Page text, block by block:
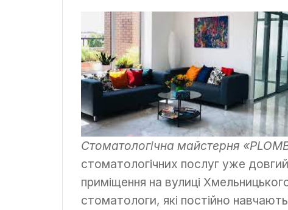
Стоматологічна майстерня
стоматологічних послуг уже
приміщення на вулиці
стоматологи, які постійно